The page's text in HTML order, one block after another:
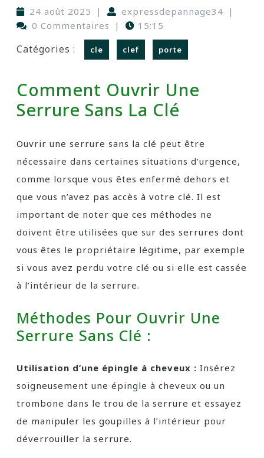
24 août 2025 | expressdepannage34 |
0 Commentaires
| 15:15
Catégories : cle clef porte
Comment Ouvrir Une
Serrure Sans La Clé
Ouvrir une serrure sans la clé peut être
nécessaire dans certaines situations d’urgence,
comme lorsque vous êtes enfermé dehors et
que vous n’avez pas accès à votre clé. Il est
important de noter que ces méthodes ne
doivent être utilisées que sur des serrures dont
vous êtes le propriétaire légitime, par exemple
si vous avez perdu votre clé ou si elle est cassée
à l’intérieur de la serrure.
Méthodes Pour Ouvrir Une
Serrure Sans Clé :
Utilisation d’une épingle à cheveux : Insérez
soigneusement une épingle à cheveux ou un
trombone dans le trou de la serrure et essayez
de manipuler les goupilles à l’intérieur pour
déverrouiller la serrure.